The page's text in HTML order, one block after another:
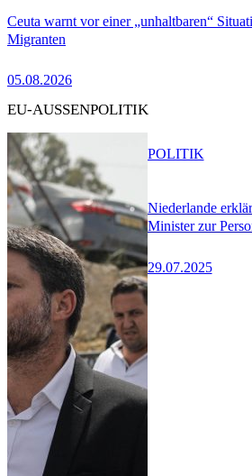
Ceuta warnt vor einer „unhaltbaren“
Migranten
05.08.2026
EU-AUSSENPOLITIK
Niederlande
Minister zur
29.07.2025
POLITIK